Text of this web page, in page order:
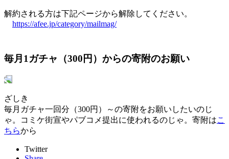
解約される方は下記ページから解除してください。
https://afee.jp/category/mailmag/
毎月1ガチャ（300円）からの寄附のお願い
ざしき
毎月ガチャ一回分（300円）～の寄附をお願いしたいのじ
ゃ。コミケ街宣やパブコメ提出に使われるのじゃ。寄附はこ
ちらから
Twitter